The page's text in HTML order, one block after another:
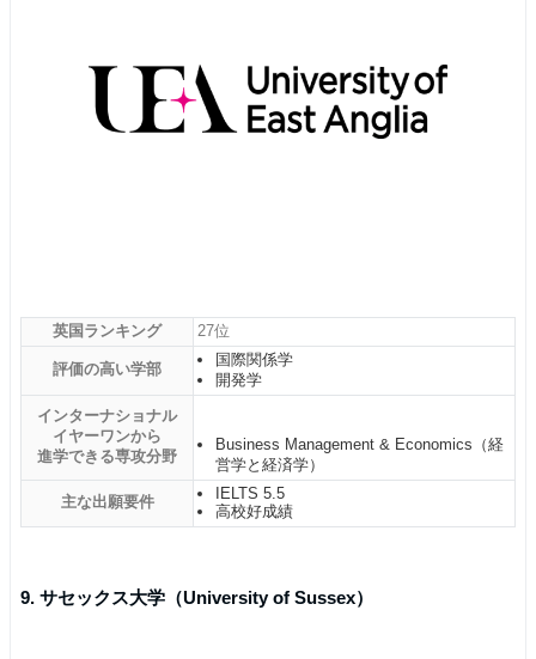
英国ランキング 27位
評価の高い学部
国際関係学
開発学
インターナショナル
イヤーワンから
進学できる専攻分野
Business Management & Economics（経
営学と経済学）
主な出願要件
IELTS 5.5
高校好成績
9. サセックス大学（University of Sussex）